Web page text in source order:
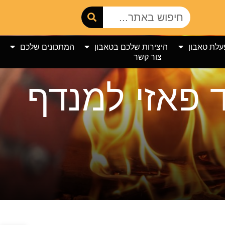
טאבון היצירות שלכם בטאבון
המתכונים שלכם
צור קשר
פאזי למנדף